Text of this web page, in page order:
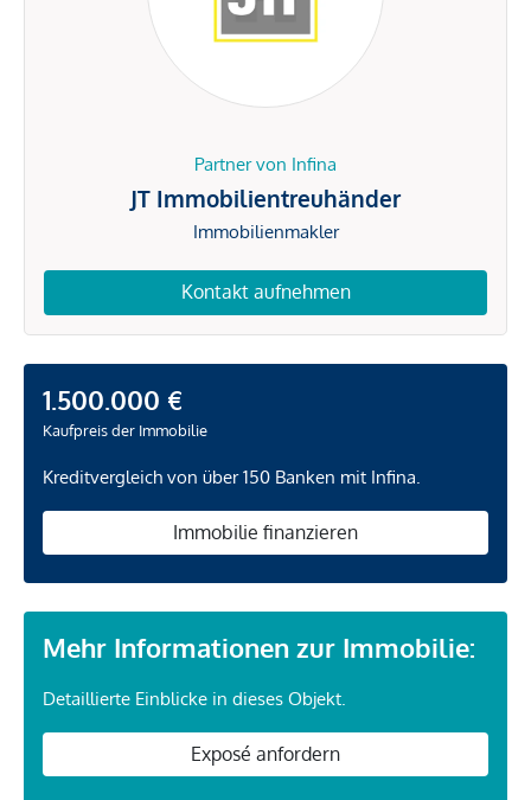
Partner von Infina
JT Immobilientreuhänder
Immobilienmakler
Kontakt aufnehmen
1.500.000 €
Kaufpreis der Immobilie
Kreditvergleich von über 150 Banken mit Infina.
Immobilie finanzieren
Mehr Informationen zur Immobilie:
Detaillierte Einblicke in dieses Objekt.
Exposé anfordern